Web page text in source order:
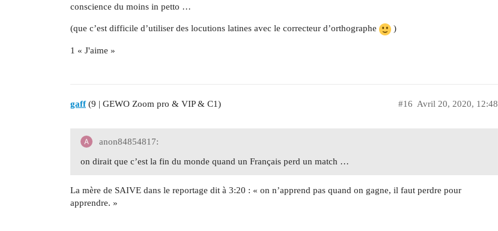
conscience du moins in petto …
(que c’est difficile d’utiliser des locutions latines avec le correcteur d’orthographe )
1 « J'aime »
gaff(9 | GEWO Zoom pro & VIP & C1) Avril 20, 2020, 12:48
#16
anon84854817:
on dirait que c’est la fin du monde quand un Français perd un match …
La mère de SAIVE dans le reportage dit à 3:20 : « on n’apprend pas quand on gagne, il faut perdre pour
apprendre. »